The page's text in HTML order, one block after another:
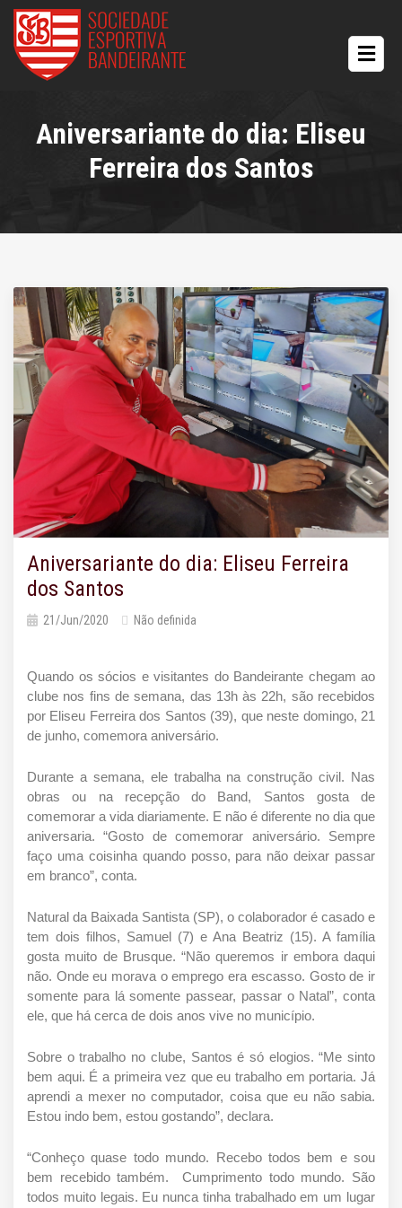
Aniversariante do dia: Eliseu
Ferreira dos Santos
Aniversariante do dia: Eliseu Ferreira
dos Santos
21/Jun/2020 Não definida
Quando os sócios e visitantes do Bandeirante chegam ao
clube nos fins de semana, das 13h às 22h, são recebidos
por Eliseu Ferreira dos Santos (39), que neste domingo, 21
de junho, comemora aniversário.
Durante a semana, ele trabalha na construção civil. Nas
obras ou na recepção do Band, Santos gosta de
comemorar a vida diariamente. E não é diferente no dia que
aniversaria. “Gosto de comemorar aniversário. Sempre
faço uma coisinha quando posso, para não deixar passar
em branco”, conta.
Natural da Baixada Santista (SP), o colaborador é casado e
tem dois filhos, Samuel (7) e Ana Beatriz (15). A família
gosta muito de Brusque. “Não queremos ir embora daqui
não. Onde eu morava o emprego era escasso. Gosto de ir
somente para lá somente passear, passar o Natal”, conta
ele, que há cerca de dois anos vive no município.
Sobre o trabalho no clube, Santos é só elogios. “Me sinto
bem aqui. É a primeira vez que eu trabalho em portaria. Já
aprendi a mexer no computador, coisa que eu não sabia.
Estou indo bem, estou gostando”, declara.
“Conheço quase todo mundo. Recebo todos bem e sou
bem recebido também.  Cumprimento todo mundo. São
todos muito legais. Eu nunca tinha trabalhado em um lugar